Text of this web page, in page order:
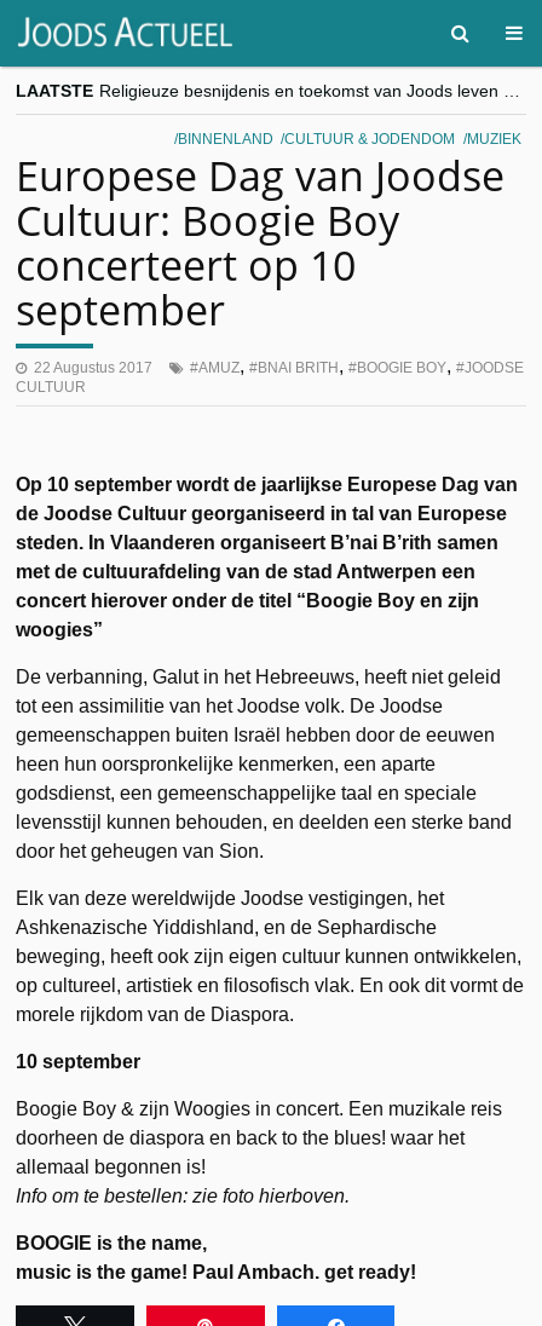
LAATSTE
“Besnijdenisdebat toont hoe moeilijk seculiere Westen minderheden begrijpt”, Jinnih Beels (Vooruit)
CITYTRIP | ROEMENIË – Boekarest: de verrassing van Oost-Europa
BINNENLAND CULTUUR & JODENDOM MUZIEK
Europese Dag van Joodse
Cultuur: Boogie Boy
concerteert op 10
september
22 Augustus 2017 AMUZ, BNAI BRITH , BOOGIE BOY, JOODSE
CULTUUR
Op 10 september wordt de jaarlijkse Europese Dag van
de Joodse Cultuur georganiseerd in tal van Europese
steden. In Vlaanderen organiseert B’nai B’rith samen
met de cultuurafdeling van de stad Antwerpen een
concert hierover onder de titel “Boogie Boy en zijn
woogies”
De verbanning, Galut in het Hebreeuws, heeft niet geleid
tot een assimilitie van het Joodse volk. De Joodse
gemeenschappen buiten Israël hebben door de eeuwen
heen hun oorspronkelijke kenmerken, een aparte
godsdienst, een gemeenschappelijke taal en speciale
levensstijl kunnen behouden, en deelden een sterke band
door het geheugen van Sion.
Elk van deze wereldwijde Joodse vestigingen, het
Ashkenazische Yiddishland, en de Sephardische
beweging, heeft ook zijn eigen cultuur kunnen ontwikkelen,
op cultureel, artistiek en filosofisch vlak. En ook dit vormt de
morele rijkdom van de Diaspora.
10 september
Boogie Boy & zijn Woogies in concert. Een muzikale reis
doorheen de diaspora en back to the blues! waar het
allemaal begonnen is!
Info om te bestellen: zie foto hierboven.
BOOGIE is the name,
music is the game! Paul Ambach. get ready!